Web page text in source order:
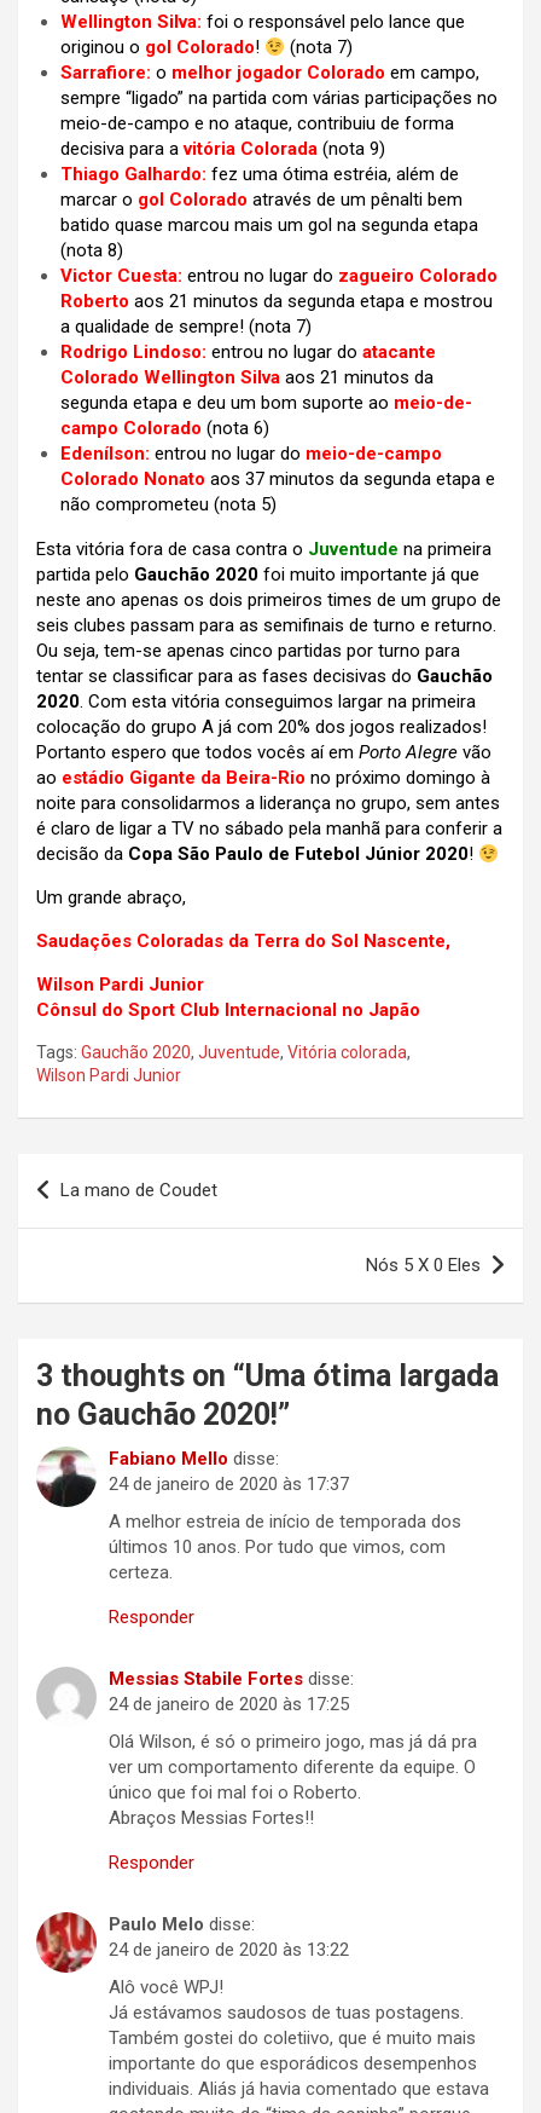
Wellington Silva: foi o responsável pelo lance que
originou o gol Colorado!
(nota 7)
Sarrafiore: o melhor jogador Colorado em campo,
sempre “ligado” na partida com várias participações no
meio-de-campo e no ataque, contribuiu de forma
decisiva para avitória Colorada (nota 9)
Thiago Galhardo: fez uma ótima estréia, além de
marcar o gol Colorado através de um pênalti bem
batido quase marcou mais um gol na segunda etapa
(nota 8)
Victor Cuesta: entrou no lugar do zagueiro Colorado
Roberto aos 21 minutos da segunda etapa e mostrou
a qualidade de sempre! (nota 7)
Rodrigo Lindoso: entrou no lugar do atacante
Colorado Wellington Silva aos 21 minutos da
segunda etapa e deu um bom suporte ao meio-de-
campo Colorado (nota 6)
Edenílson: entrou no lugar do meio-de-campo
Colorado Nonato aos 37 minutos da segunda etapa e
não comprometeu (nota 5)
Esta vitória fora de casa contra o Juventude na primeira
partida pelo Gauchão 2020 foi muito importante já que
neste ano apenas os dois primeiros times de um grupo de
seis clubes passam para as semifinais de turno e returno.
Ou seja, tem-se apenas cinco partidas por turno para
tentar se classificar para as fases decisivas do Gauchão
2020. Com esta vitória conseguimos largar na primeira
colocação do grupo A já com 20% dos jogos realizados!
Portanto espero que todos vocês aí em Porto Alegre vão
ao estádio Gigante da Beira-Rio no próximo domingo à
noite para consolidarmos a liderança no grupo, sem antes
é claro de ligar a TV no sábado pela manhã para conferir a
decisão da Copa São Paulo de Futebol Júnior 2020!
Um grande abraço,
Saudações Coloradas da Terra do Sol Nascente,
Wilson Pardi Junior
Cônsul do Sport Club Internacional no Japão
Tags: Gauchão 2020, Juventude, Vitória colorada,
Wilson Pardi Junior
Navegação
de
La mano de Coudet
Nós 5 X 0 Eles
3 thoughts on “Uma ótima largada
no Gauchão 2020!”
Fabiano Mello disse:
24 de janeiro de 2020 às 17:37
A melhor estreia de início de temporada dos
últimos 10 anos. Por tudo que vimos, com
certeza.
Responder
Messias Stabile Fortes disse:
24 de janeiro de 2020 às 17:25
Olá Wilson, é só o primeiro jogo, mas já dá pra
ver um comportamento diferente da equipe. O
único que foi mal foi o Roberto.
Abraços Messias Fortes!!
Responder
Paulo Melo disse:
24 de janeiro de 2020 às 13:22
Alô você WPJ!
Já estávamos saudosos de tuas postagens.
Também gostei do coletiivo, que é muito mais
importante do que esporádicos desempenhos
individuais. Aliás já havia comentado que estava